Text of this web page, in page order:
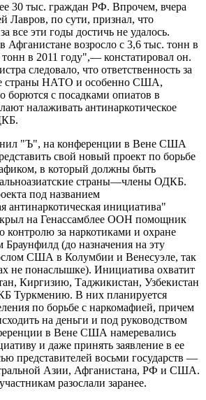
30 тыс. граждан РФ. Впрочем, вчера
по сути, признал, что
все эти годы достичь не удалось.
Афганистане возросло с 3,6 тыс. тонн в
в 2011 году",— констатировал он.
следовало, что ответственность за
страны НАТО и особенно США,
борются с посадками опиатов в
налаживать антинаркотическое
"Ъ", на конференции в Вене США
свой новый проект по борьбе
в который должны быть
страны—члены ОДКБ.
под названием
антинаркотическая инициатива"
на Генассамблее ООН помощник
контролю за наркотиками и охране
Браунфилд (до назначения на эту
США в Колумбии и Венесуэле, так
не понаслышке). Инициатива охватит
Киргизию, Таджикистан, Узбекистан
Туркмению. В них планируется
по борьбе с наркомафией, причем
на деньги и под руководством
в Вене США намеревались
и даже принять заявление в ее
представителей восьми государств —
Азии, Афганистана, РФ и США.
разослали заранее.